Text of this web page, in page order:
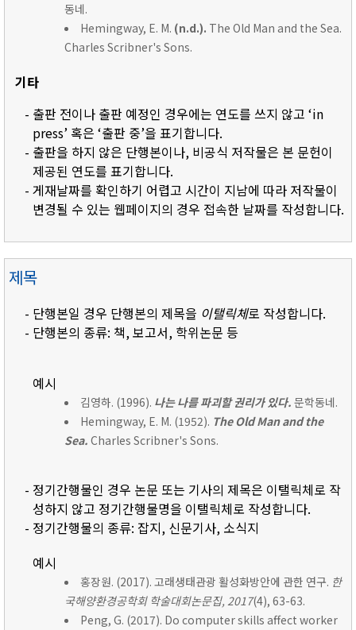
동네.
Hemingway, E. M. (n.d.). The Old Man and the Sea.
Charles Scribner's Sons.
기타
- 출판 전이나 출판 예정인 경우에는 연도를 쓰지 않고 ‘in
press’ 혹은 ‘출판 중’을 표기합니다.
- 출판을 하지 않은 단행본이나, 비공식 저작물은 본 문헌이
제공된 연도를 표기합니다.
- 게재날짜를 확인하기 어렵고 시간이 지남에 따라 저작물이
변경될 수 있는 웹페이지의 경우 접속한 날짜를 작성합니다.
제목
- 단행본일 경우 단행본의 제목을 이탤릭체로 작성합니다.
- 단행본의 종류: 책, 보고서, 학위논문 등
예시
김영하. (1996). 나는 나를 파괴할 권리가 있다. 문학동네.
Hemingway, E. M. (1952). The Old Man and the
Sea. Charles Scribner's Sons.
- 정기간행물인 경우 논문 또는 기사의 제목은 이탤릭체로 작
성하지 않고 정기간행물명을 이탤릭체로 작성합니다.
- 정기간행물의 종류: 잡지, 신문기사, 소식지
예시
홍장원. (2017). 고래생태관광 활성화방안에 관한 연구. 한
국해양환경공학회 학술대회논문집, 2017(4), 63-63.
Peng, G. (2017). Do computer skills affect worker